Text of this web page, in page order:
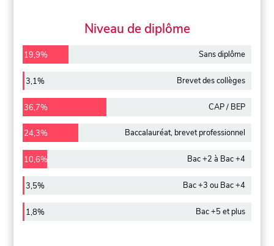
Niveau de diplôme
19,9% Sans diplôme
3,1% Brevet des collèges
36,7% CAP / BEP
24,3% Baccalauréat, brevet professionnel
10,6% Bac +2 à Bac +4
3,5% Bac +3 ou Bac +4
1,8% Bac +5 et plus